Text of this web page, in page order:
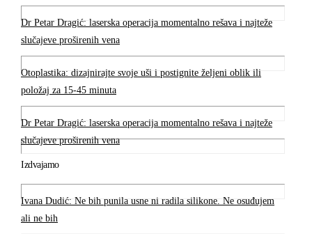
Dr Petar Dragić: laserska operacija momentalno rešava i najteže
slučajeve proširenih vena
Otoplastika: dizajnirajte svoje uši i postignite željeni oblik ili
položaj za 15-45 minuta
Dr Petar Dragić: laserska operacija momentalno rešava i najteže
slučajeve proširenih vena
Izdvajamo
Ivana Dudić: Ne bih punila usne ni radila silikone. Ne osuđujem
ali ne bih